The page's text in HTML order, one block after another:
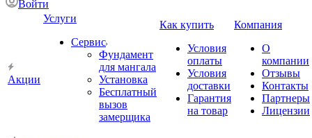
Войти
Акции
Услуги
Сервис
Фундамент
для мангала
Установка
Бесплатный
вызов
замерщика
Как купить
Условия
оплаты
Условия
доставки
Гарантия
на товар
Компания
О
компании
Отзывы
Контакты
Партнеры
Лицензии